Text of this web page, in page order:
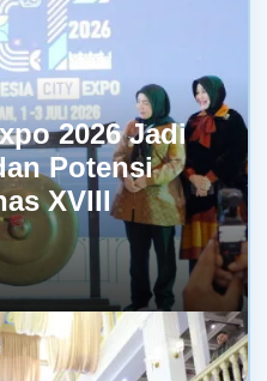
2026 Jadi
Potensi
XVIII